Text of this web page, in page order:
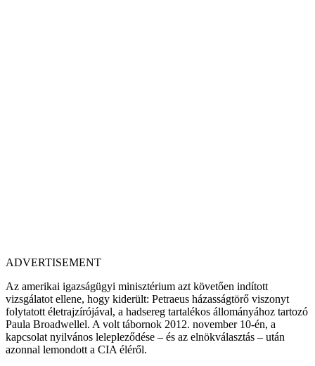
ADVERTISEMENT
Az amerikai igazságügyi minisztérium azt követően indított
vizsgálatot ellene, hogy kiderült: Petraeus házasságtörő viszonyt
folytatott életrajzírójával, a hadsereg tartalékos állományához tartozó
Paula Broadwellel. A volt tábornok 2012. november 10-én, a
kapcsolat nyilvános lelepleződése – és az elnökválasztás – után
azonnal lemondott a CIA éléről.